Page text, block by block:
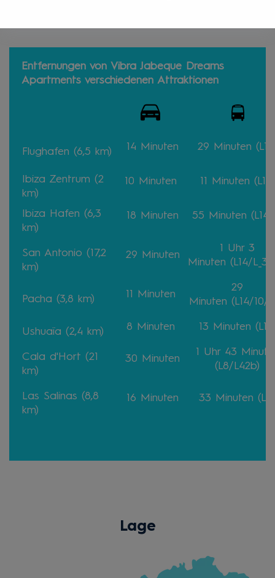
Entfernungen von Vibra Jabeque Dreams
Apartments verschiedenen Attraktionen
Flughafen (6,5 km) 14 Minuten 29 Minuten
Ibiza Zentrum (2
km)
10 Minuten 11 Minuten (L14)
Ibiza Hafen (6,3
km)
18 Minuten 55 Minuten (L14/
San Antonio (17,2
km)
29 Minuten
1 Uhr 3
Minuten (L14/L_3/
Pacha (3,8 km) 11 Minuten
29
Minuten (L14/10/
Ushuaïa (2,4 km) 8 Minuten 13 Minuten
Cala d'Hort (21
km)
30 Minuten
1 Uhr 43
(L8/L42b)
Las Salinas (8,8
km)
16 Minuten 33 Minuten
Lage